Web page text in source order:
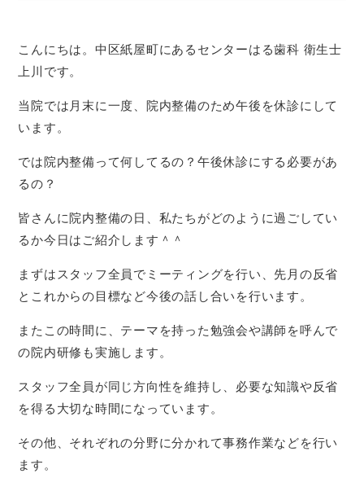
こんにちは。中区紙屋町にあるセンターはる歯科 衛生士
上川です。
当院では月末に一度、院内整備のため午後を休診にして
います。
では院内整備って何してるの？午後休診にする必要があ
るの？
皆さんに院内整備の日、私たちがどのように過ごしてい
るか今日はご紹介します＾＾
まずはスタッフ全員でミーティングを行い、先月の反省
とこれからの目標など今後の話し合いを行います。
またこの時間に、テーマを持った勉強会や講師を呼んで
の院内研修も実施します。
スタッフ全員が同じ方向性を維持し、必要な知識や反省
を得る大切な時間になっています。
その他、それぞれの分野に分かれて事務作業などを行い
ます。